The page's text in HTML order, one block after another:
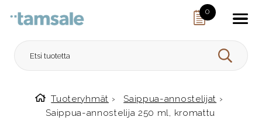
0
HAE
Etusivulle
Tuoteryhmät › Saippua-annostelijat ›
Saippua-annostelija 250 ml, kromattu